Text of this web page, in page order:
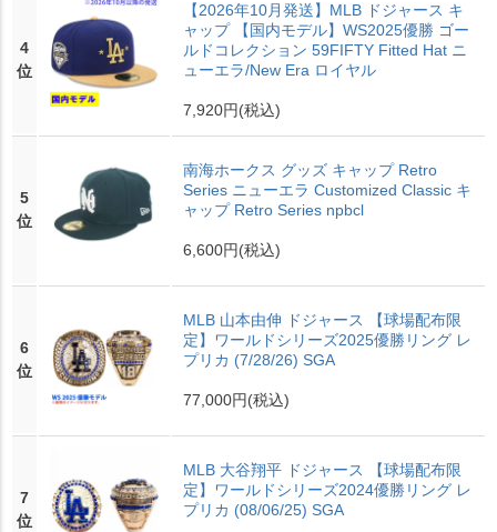
4
位
【2026年10月発送】MLB ドジャース キ
ャップ 【国内モデル】WS2025優勝 ゴー
ルドコレクション 59FIFTY Fitted Hat ニ
ューエラ/New Era ロイヤル
7,920円(税込)
5
位
南海ホークス グッズ キャップ Retro
Series ニューエラ Customized Classic キ
ャップ Retro Series npbcl
6,600円(税込)
6
位
MLB 山本由伸 ドジャース 【球場配布限
定】ワールドシリーズ2025優勝リング レ
プリカ (7/28/26) SGA
77,000円(税込)
7
位
MLB 大谷翔平 ドジャース 【球場配布限
定】ワールドシリーズ2024優勝リング レ
プリカ (08/06/25) SGA